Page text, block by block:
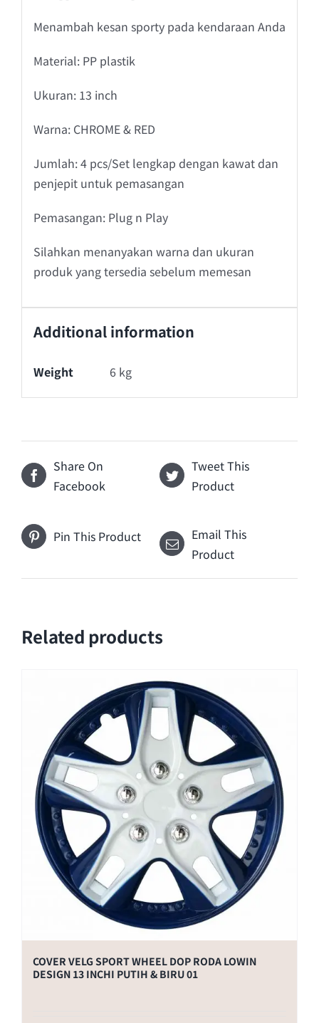
Menambah kesan sporty pada kendaraan Anda
Material: PP plastik
Ukuran: 13 inch
Warna: CHROME & RED
Jumlah: 4 pcs/Set lengkap dengan kawat dan
penjepit untuk pemasangan
Pemasangan: Plug n Play
Silahkan menanyakan warna dan ukuran
produk yang tersedia sebelum memesan
Additional information
Weight 6 kg
Share On
Facebook
Tweet This
Product
Pin This Product
Email This
Product
Related products
COVER VELG SPORT WHEEL DOP RODA LOWIN
DESIGN 13 INCHI PUTIH & BIRU 01